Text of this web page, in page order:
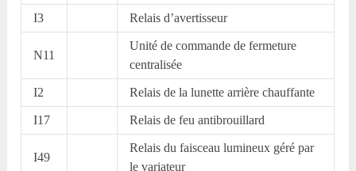
I3 Relais d’avertisseur
N11
Unité de commande de fermeture
centralisée
I2 Relais de la lunette arrière chauffante
I17 Relais de feu antibrouillard
I49
Relais du faisceau lumineux géré par
le variateur